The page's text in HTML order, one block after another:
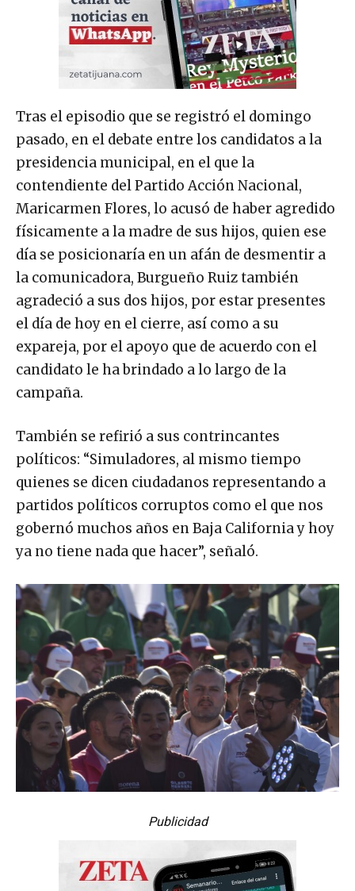
Tras el episodio que se registró el domingo
pasado, en el debate entre los candidatos a la
presidencia municipal, en el que la
contendiente del Partido Acción Nacional,
Maricarmen Flores, lo acusó de haber agredido
físicamente a la madre de sus hijos, quien ese
día se posicionaría en un afán de desmentir a
la comunicadora, Burgueño Ruiz también
agradeció a sus dos hijos, por estar presentes
el día de hoy en el cierre, así como a su
expareja, por el apoyo que de acuerdo con el
candidato le ha brindado a lo largo de la
campaña.
También se refirió a sus contrincantes
políticos: “Simuladores, al mismo tiempo
quienes se dicen ciudadanos representando a
partidos políticos corruptos como el que nos
gobernó muchos años en Baja California y hoy
ya no tiene nada que hacer”, señaló.
Publicidad